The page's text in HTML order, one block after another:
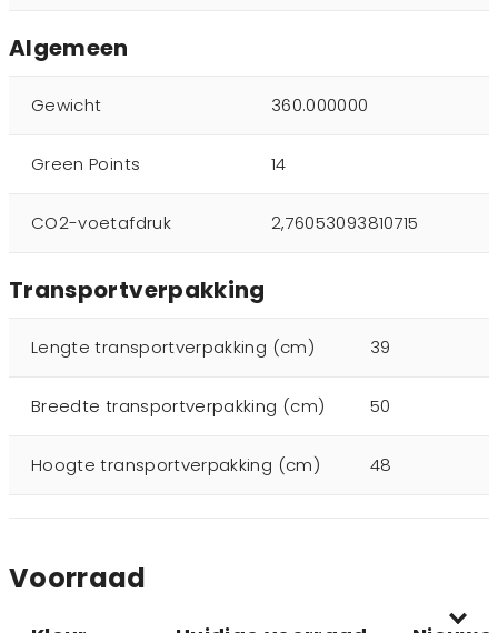
Algemeen
Gewicht 360.000000
Green Points 14
CO2-voetafdruk 2,76053093810715
Transportverpakking
Lengte transportverpakking (cm) 39
Breedte transportverpakking (cm) 50
Hoogte transportverpakking (cm) 48
Voorraad